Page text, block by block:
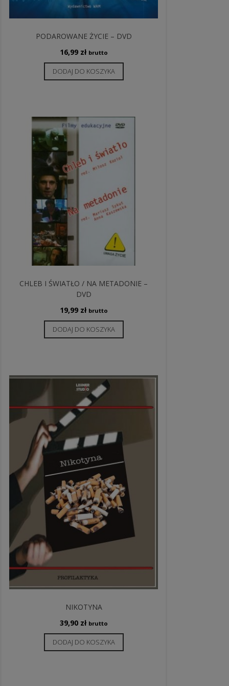
PODAROWANE ŻYCIE – DVD
16,99 zł brutto
DODAJ DO KOSZYKA
CHLEB I ŚWIATŁO / NA METADONIE –
DVD
19,99 zł brutto
DODAJ DO KOSZYKA
NIKOTYNA
39,90 zł brutto
DODAJ DO KOSZYKA